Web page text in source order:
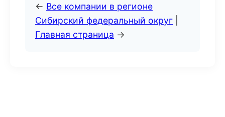
← Все компании в регионе
Сибирский федеральный округ
Главная страница →